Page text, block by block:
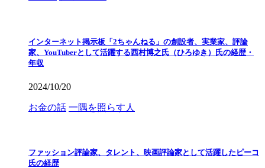
インターネット掲示板「2ちゃんねる」の創設者、実業家、評論
家、YouTuberとして活躍する西村博之氏（ひろゆき）氏の経歴・
年収
2024/10/20
お金の話 一隅を照らす人
ファッション評論家、タレント、映画評論家として活躍したピーコ
氏の経歴